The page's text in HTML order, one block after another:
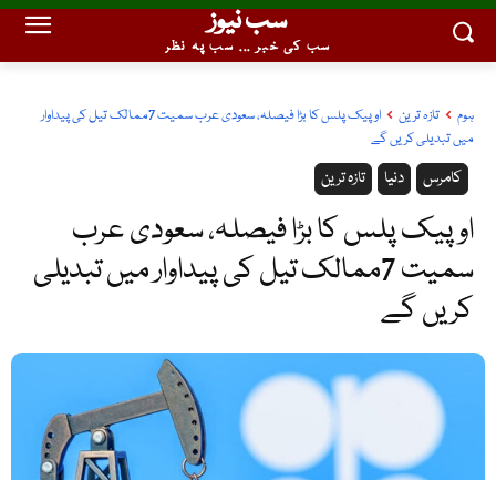
سب نیوز
سب کی خبر ... سب پہ نظر
ہوم تازہ ترین
اوپیک پلس کا بڑا فیصلہ، سعودی عرب سمیت 7ممالک تیل کی پیداوار
میں تبدیلی کریں گے
تازہ ترین دنیا کامرس
اوپیک پلس کا بڑا فیصلہ، سعودی عرب
سمیت 7ممالک تیل کی پیداوار میں تبدیلی
کریں گے